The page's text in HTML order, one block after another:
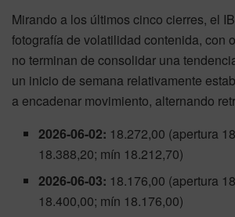
Mirando a los últimos cinco cierres, el
fotografía de volatilidad contenida, con
no terminan de consolidar una
un inicio de semana relativamente
a encadenar movimiento, alternando
2026-06-02: 18.272,00 (apertura
18.388,20; mín 18.212,70)
2026-06-03: 18.176,00 (apertura
18.400,00; mín 18.176,00)